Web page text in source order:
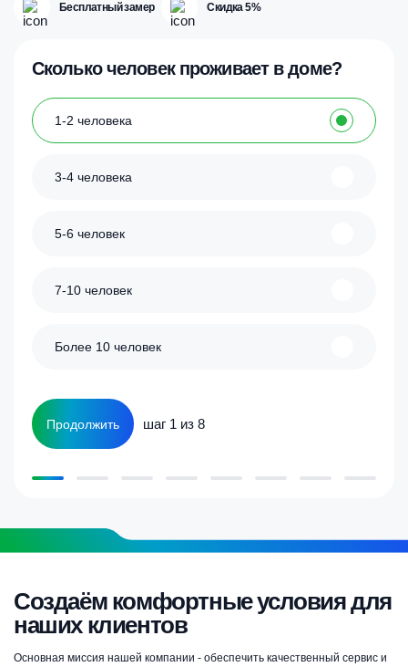
Бесплатный замер Скидка 5%
Сколько человек проживает в доме?
1-2 человека
3-4 человека
5-6 человек
7-10 человек
Более 10 человек
Продолжить шаг 1 из 8
Создаём комфортные условия для
наших клиентов
Основная миссия нашей компании - обеспечить качественный сервис и